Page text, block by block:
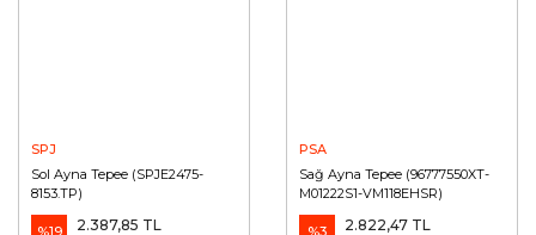
SPJ
Sol Ayna Tepee (SPJE2475-
8153.TP)
%19 2.387,85 TL
PSA
Sağ Ayna Tepee (96777550XT-
M01222S1-VM118EHSR)
%3 2.822,47 TL